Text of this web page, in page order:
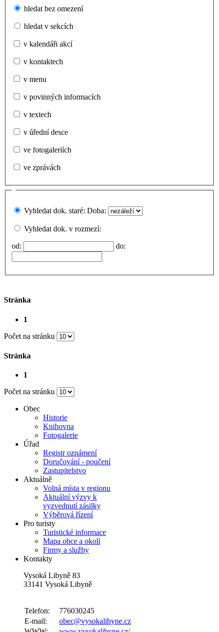
hledat bez omezení
hledat v sekcích
v kalendáři akcí
v kontaktech
v menu
v povinných informacích
v textech
v úřední desce
ve fotogaleriích
ve zprávách
Vyhledat dok. staré: Doba:
Vyhledat dok. v rozmezí:
od: do:
Stránka
1
Počet na stránku
Stránka
1
Počet na stránku
Obec
Historie
Knihovna
Fotogalerie
Úřad
Registr oznámení
Doručování - poučení
Zastupitelstvo
Aktuálně
Volná místa v regionu
Aktuální výzvy k
vyzvednutí zásilky
Výběrová řízení
Pro turisty
Turistické informace
Mapa obce a okolí
Firmy a služby
Kontakty
Vysoká Libyně 83
33141 Vysoká Libyně
Telefon:
776030245
E-mail:
obec@vysokalibyne.cz